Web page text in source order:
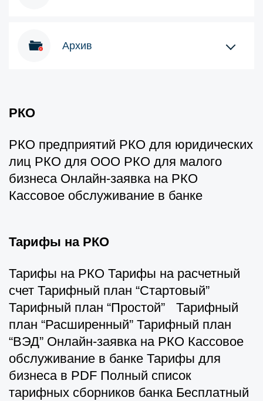
Архив
РКО
РКО предприятий РКО для юридических
лиц РКО для ООО РКО для малого
бизнеса Онлайн-заявка на РКО
Кассовое обслуживание в банке
Тарифы на РКО
Тарифы на РКО Тарифы на расчетный
счет Тарифный план “Стартовый”
Тарифный план “Простой” Тарифный
план “Расширенный” Тарифный план
“ВЭД” Онлайн-заявка на РКО Кассовое
обслуживание в банке Тарифы для
бизнеса в PDF Полный список
тарифных сборников банка Бесплатный